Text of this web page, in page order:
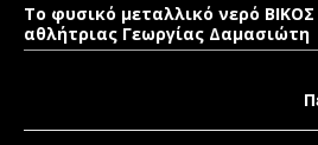
Το φυσικό μεταλλικό νερό
αθλήτριας Γεωργίας Δαμασιώτη